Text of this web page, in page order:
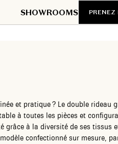
SHOWROOMS PRENEZ
et pratique ? Le double rideau
à toutes les pièces et
grâce à la diversité de ses tissus
confectionné sur mesure,